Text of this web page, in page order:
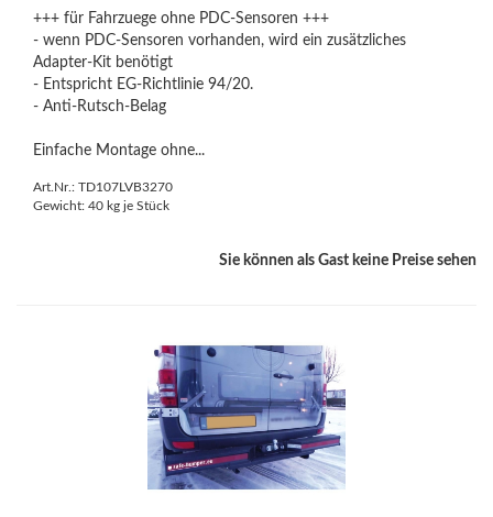
+++ für Fahrzuege ohne PDC-Sensoren +++
- wenn PDC-Sensoren vorhanden, wird ein zusätzliches
Adapter-Kit benötigt
- Entspricht EG-Richtlinie 94/20.
- Anti-Rutsch-Belag
Einfache Montage ohne...
Art.Nr.: TD107LVB3270
Gewicht: 40 kg je Stück
Sie können als Gast keine Preise sehen